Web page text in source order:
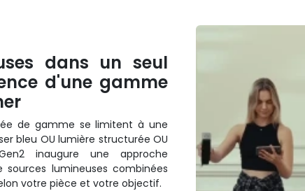
dans un seul
d'une gamme
de gamme se limitent à une
bleu OU lumière structurée OU
inaugure une approche
lumineuses combinées
votre pièce et votre objectif.